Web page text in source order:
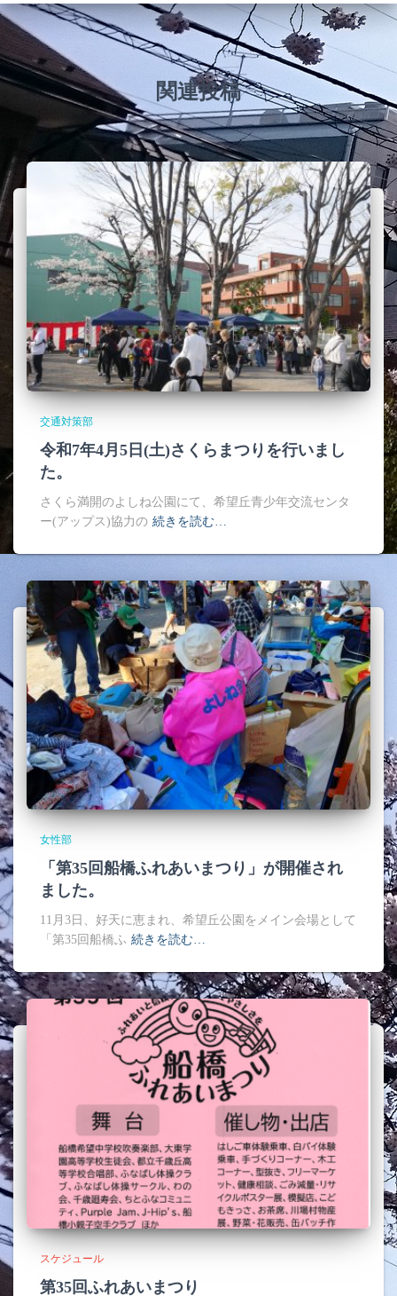
関連投稿
交通対策部
令和7年4月5日(土)さくらまつりを行いまし
た。
さくら満開のよしね公園にて、希望丘青少年交流センタ
ー(アップス)協力の 続きを読む…
女性部
「第35回船橋ふれあいまつり」が開催され
ました。
11月3日、好天に恵まれ、希望丘公園をメイン会場として
「第35回船橋ふ 続きを読む…
スケジュール
第35回ふれあいまつり